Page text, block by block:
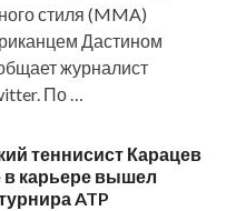
стиля (MMA)
Дастином
журналист
По …
теннисист Карацев
карьере вышел
ATP